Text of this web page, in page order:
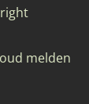
melden